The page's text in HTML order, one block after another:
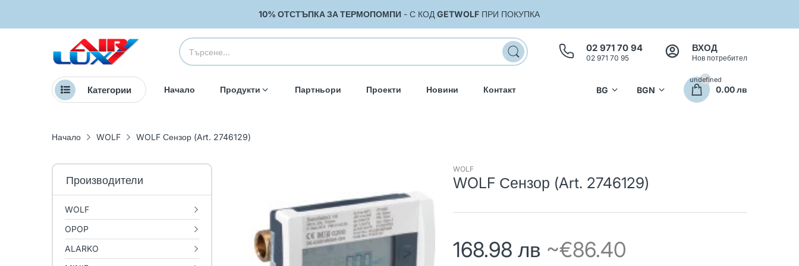
10% ОТСТЪПКА ЗА ТЕРМОПОМПИ - С КОДGETWOLF ПРИ ПОКУПКА
02 971 70 94
02 971 70 95
ВХОД
Нов потребител
Категории Начало Продукти Партньори Проекти Новини Контакт
undefined
0.00 лв
Начало WOLF WOLF Сензор (Art. 2746129)
Производители
WOLF
OPOP
ALARKO
WOLF
WOLF Сензор (Art. 2746129)
168.98 лв ~€86.40